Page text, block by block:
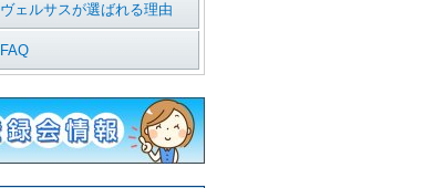
ヴェルサスが選ばれる理由
FAQ